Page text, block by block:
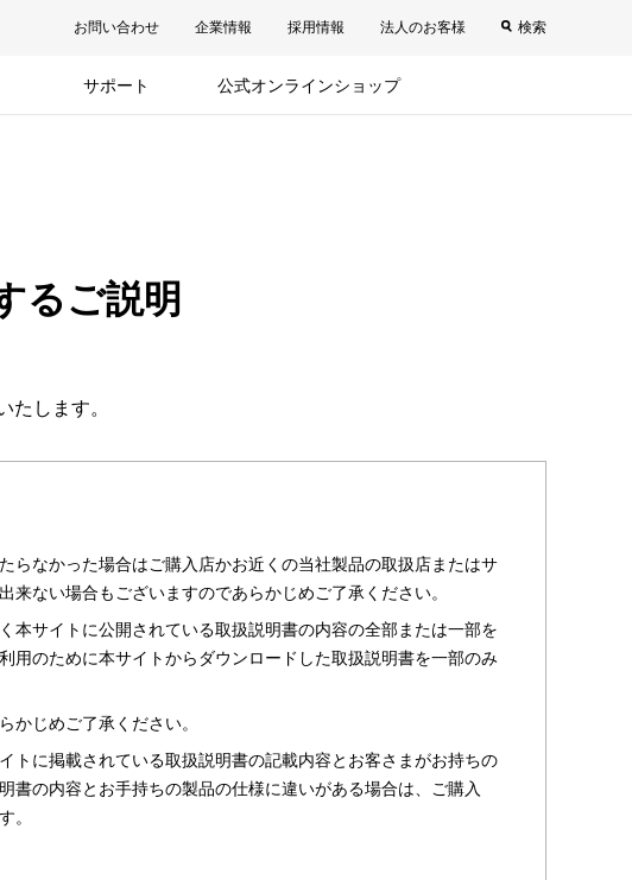
お問い合わせ 企業情報 採用情報 法人のお客様 検索
サポート 公式オンラインショップ
るご説明
します。
らなかった場合はご購入店かお近くの当社製品の取扱店またはサ
ない場合もございますのであらかじめご了承ください。
本サイトに公開されている取扱説明書の内容の全部または一部を
用のために本サイトからダウンロードした取扱説明書を一部のみ
かじめご了承ください。
トに掲載されている取扱説明書の記載内容とお客さまがお持ちの
の内容とお手持ちの製品の仕様に違いがある場合は、ご購入
。